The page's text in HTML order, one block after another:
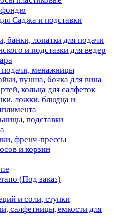
фондю
Саджа и подставки
банки, лопатки для подачи
и подставки для ведер
менажницы
пунша, бочка для вина
кольца для салфеток
ложки, блюдца и
подставки
френч-прессы
и корзин
(Под заказ)
и соли, ступки
салфетницы, емкости для